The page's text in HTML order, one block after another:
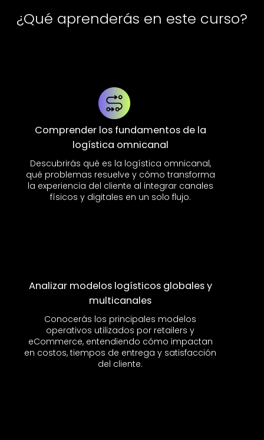
¿Qué aprenderás en este curso?
Comprender los fundamentos de la
logística omnicanal
Descubrirás qué es la logística omnicanal,
qué problemas resuelve y cómo transforma
la experiencia del cliente al integrar canales
físicos y digitales en un solo flujo.
Analizar modelos logísticos globales y
multicanales
Conocerás los principales modelos
operativos utilizados por retailers y
eCommerce, entendiendo cómo impactan
en costos, tiempos de entrega y satisfacción
del cliente.